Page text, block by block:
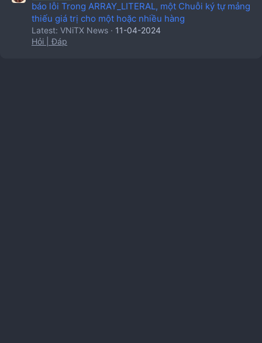
báo lỗi Trong ARRAY_LITERAL, một Chuỗi ký tự mảng
thiếu giá trị cho một hoặc nhiều hàng
Latest: VNiTX News
11-04-2024
Hỏi | Đáp